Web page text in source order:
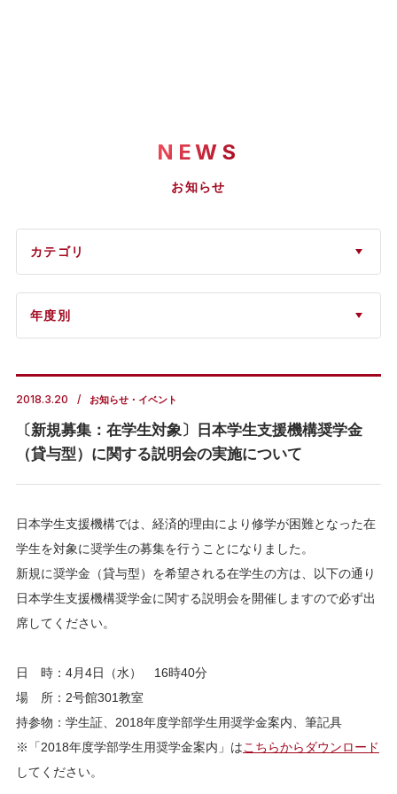
NEWS
お知らせ
2018.3.20 お知らせ・イベント
〔新規募集：在学生対象〕日本学生支援機構奨学金
（貸与型）に関する説明会の実施について
日本学生支援機構では、経済的理由により修学が困難となった在
学生を対象に奨学生の募集を行うことになりました。
新規に奨学金（貸与型）を希望される在学生の方は、以下の通り
日本学生支援機構奨学金に関する説明会を開催しますので必ず出
席してください。
日 時：4月4日（水） 16時40分
場 所：2号館301教室
持参物：学生証、2018年度学部学生用奨学金案内、筆記具
※「2018年度学部学生用奨学金案内」はこちらからダウンロード
してください。
カテゴリ
年度別